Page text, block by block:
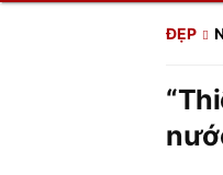
ĐẸP